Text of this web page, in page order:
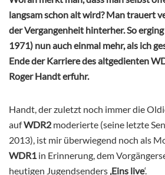
langsam schon alt wird? Man trauert
der Vergangenheit hinterher. So
1971) nun auch einmal mehr, als ich
Ende der Karriere des altgedienten
Roger Handt erfuhr.
Handt, der zuletzt noch immer die
aufWDR2 moderierte (seine letzte
2013), ist mir überwiegend noch als
WDR1 in Erinnerung, dem
heutigen Jugendsenders ‚Eins live‘.